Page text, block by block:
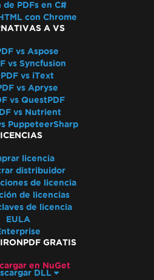
de PDFs en C#
con Chrome
A VS
vs Aspose
vs Syncfusion
vs iText
vs Apryse
vs QuestPDF
vs Nutrient
PuppeteerSharp
licencia
distribuidor
de licencia
de licencias
de licencia
EULA
GRATIS
en NuGet
DLL